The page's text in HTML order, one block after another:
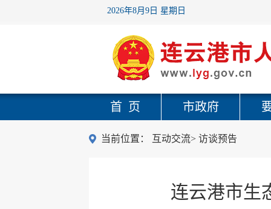
2026年8月9日 星期日
首 页 市政府
当前位置： 互动交流> 访谈预告
连云港市生